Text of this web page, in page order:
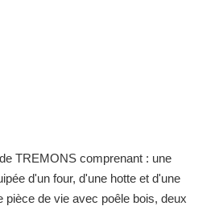
TREMONS comprenant : une
d'un four, d'une hotte et d'une
pièce de vie avec poêle bois, deux